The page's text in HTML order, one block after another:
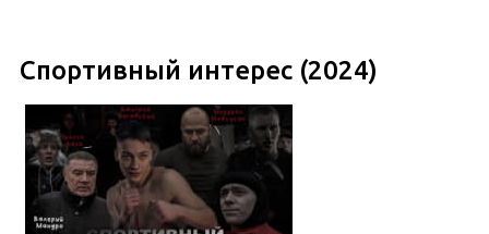
Спортивный интерес (2024)